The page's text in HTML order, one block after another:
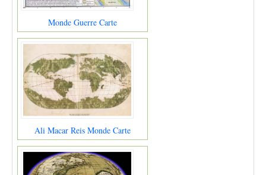
Monde Guerre Carte
Ali Macar Reis Monde Carte